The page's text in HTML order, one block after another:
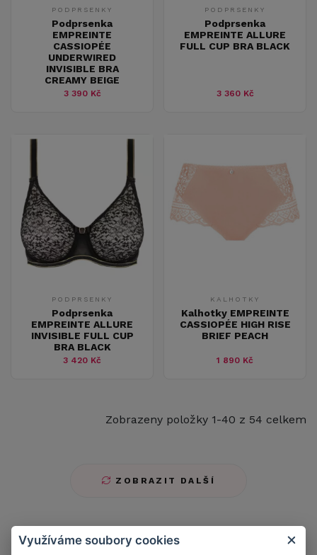
PODPRSENKY
Podprsenka
EMPREINTE
CASSIOPÉE
UNDERWIRED
INVISIBLE BRA
CREAMY BEIGE
3 390 Kč
PODPRSENKY
Podprsenka
EMPREINTE ALLURE
FULL CUP BRA BLACK
3 360 Kč
PODPRSENKY
Podprsenka
EMPREINTE ALLURE
INVISIBLE FULL CUP
BRA BLACK
3 420 Kč
KALHOTKY
Kalhotky EMPREINTE
CASSIOPÉE HIGH RISE
BRIEF PEACH
1 890 Kč
Zobrazeny položky 1-40 z 54 celkem
ZOBRAZIT DALŠÍ
1 2
Využíváme soubory cookies